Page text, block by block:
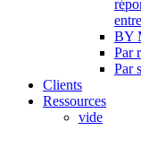
BY
Par
Par
Clients
Ressources
vide